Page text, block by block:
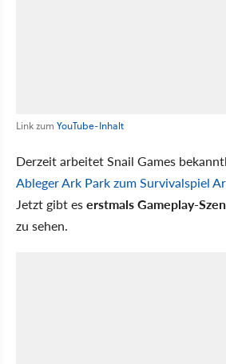
Link zum YouTube-Inhalt
Derzeit arbeitet Snail Games
Ableger Ark Park zum Survivalspiel
Jetzt gibt eserstmals Gameplay-
zu sehen.